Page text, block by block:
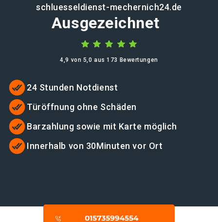
schluesseldienst-mechernich24.de
Ausgezeichnet
4,9 von 5,0 aus 173 Bewertungen
24 Stunden Notdienst
Türöffnung ohne Schäden
Barzahlung sowie mit Karte möglich
Innerhalb von 30Minuten vor Ort